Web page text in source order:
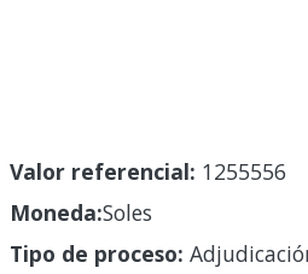
Valor referencial: 1255556
Moneda:Soles
Tipo de proceso: